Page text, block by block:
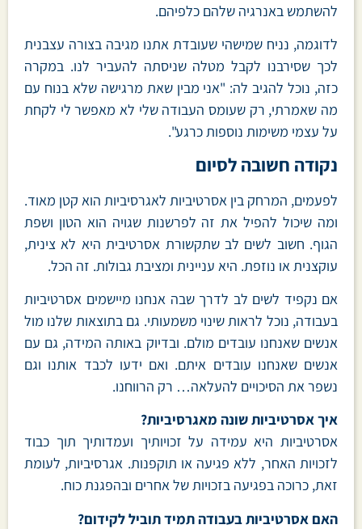
להשתמש באנרגיה שלהם כלפיהם.
לדוגמה, נניח שמישהי שעובדת אתנו מגיבה בצורה עצבנית
לכך שסירבנו לקבל מטלה שניסתה להעביר לנו. במקרה
כזה, נוכל להגיב לה: "אני מבין שאת מרגישה שלא בנוח עם
מה שאמרתי, רק שעומס העבודה שלי לא מאפשר לי לקחת
על עצמי משימות נוספות כרגע".
נקודה חשובה לסיום
לפעמים, המרחק בין אסרטיביות לאגרסיביות הוא קטן מאוד.
ומה שיכול להפיל את זה לפרשנות שגויה הוא הטון ושפת
הגוף. חשוב לשים לב שתקשורת אסרטיבית היא לא צינית,
עוקצנית או נוזפת. היא עניינית ומציבת גבולות. זה הכל.
אם נקפיד לשים לב לדרך שבה אנחנו מיישמים אסרטיביות
בעבודה, נוכל לראות שינוי משמעותי. גם בתוצאות שלנו מול
אנשים שאנחנו עובדים מולם. ובדיוק באותה המידה, גם עם
אנשים שאנחנו עובדים איתם. ואם ידעו לכבד אותנו וגם
נשפר את הסיכויים להעלאה… רק הרווחנו.
איך אסרטיביות שונה מאגרסיביות?
אסרטיביות היא עמידה על זכויותיך ועמדותיך תוך כבוד
לזכויות האחר, ללא פגיעה או תוקפנות. אגרסיביות, לעומת
זאת, כרוכה בפגיעה בזכויות של אחרים ובהפגנת כוח.
האם אסרטיביות בעבודה תמיד תוביל לקידום?